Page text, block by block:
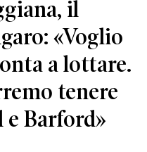
il
«Voglio
a lottare.
tenere
e Barford»